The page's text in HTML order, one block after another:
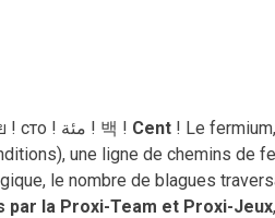
Hundert ! Hundred ! Cien ! 百 ! Hundrað ! Cento ! ร้อย ! сто ! مئة ! 백 ! Cent ! Le
une ligne de chemins de
le nombre de blagues
par la Proxi-Team et Proxi-Jeux